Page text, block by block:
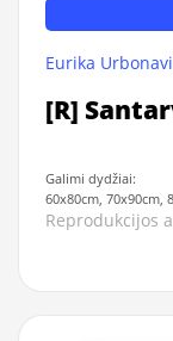
Eurika
[R]
Galimi dydžiai:
60x80cm, 70x90cm,
Reprodukcijos